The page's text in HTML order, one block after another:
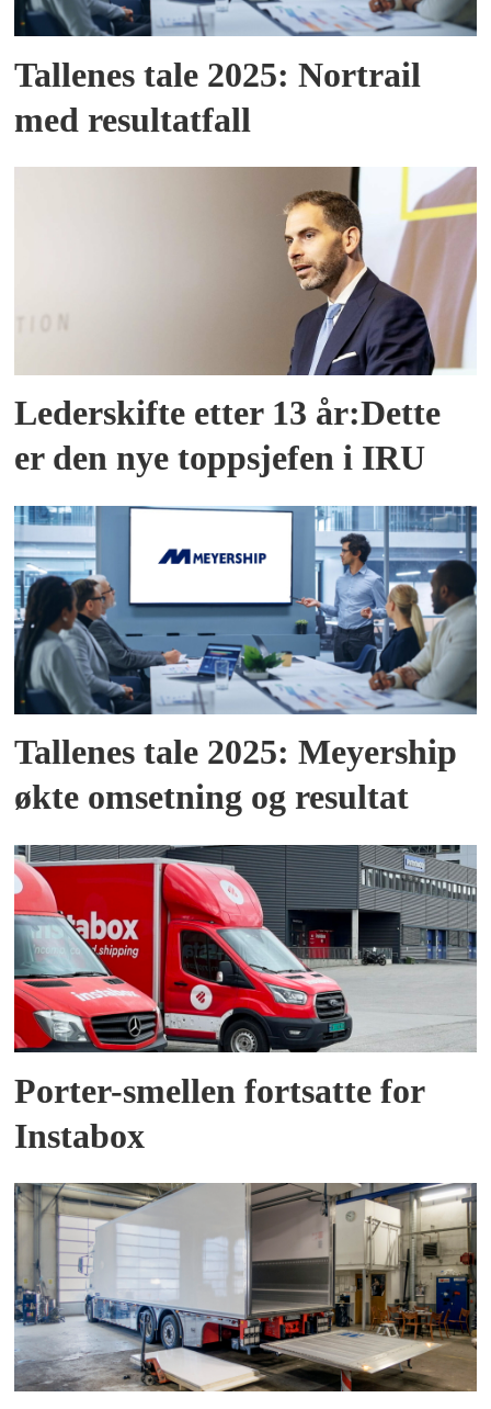
Tallenes tale 2025: Nortrail
med resultatfall
Lederskifte etter 13 år:Dette
er den nye toppsjefen i IRU
Tallenes tale 2025: Meyership
økte omsetning og resultat
Porter-smellen fortsatte for
Instabox